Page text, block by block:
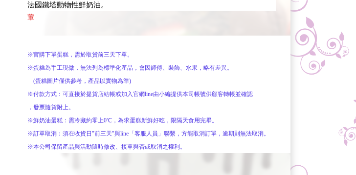
法國鐵塔動物性鮮奶油。
葷
※官購下單蛋糕，需於取貨前三天下單。
※蛋糕為手工現做，無法列為標準化產品，會因師傅、裝飾、水果，略有差異。
(蛋糕圖片僅供參考，產品以實物為準)
※付款方式：可直接於提貨店結帳或加入官網line由小編提供本司帳號供顧客轉帳並確認
，發票隨貨附上。
※鮮奶油蛋糕：需冷藏約零上0℃，為求蛋糕新鮮好吃，限隔天食用完畢。
※訂單取消：須在收貨日"前三天"與line「客服人員」聯繫，方能取消訂單，逾期則無法取消。
※本公司保留產品與活動隨時修改、 接單與否或取消之權利。